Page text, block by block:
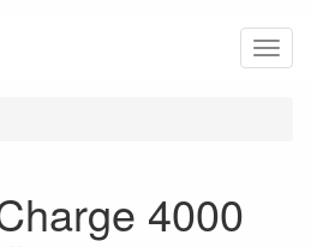
Menu
4000